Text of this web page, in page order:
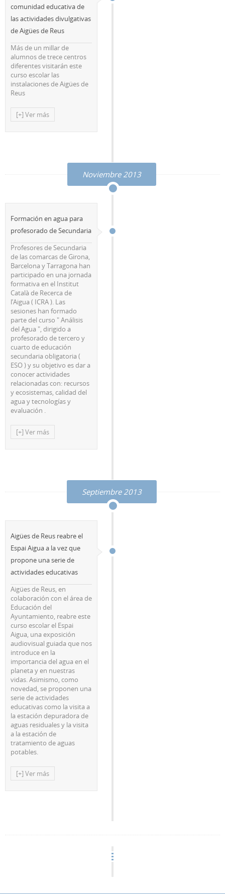
comunidad educativa de
las actividades divulgativas
de Aigües de Reus
Más de un millar de
alumnos de trece centros
diferentes visitarán este
curso escolar las
instalaciones de Aigües de
Reus
[+] Ver más
Noviembre 2013
Formación en agua para
profesorado de Secundaria
Profesores de Secundaria
de las comarcas de Girona,
Barcelona y Tarragona han
participado en una jornada
formativa en el Institut
Català de Recerca de
l’Aigua ( ICRA ). Las
sesiones han formado
parte del curso " Análisis
del Agua ", dirigido a
profesorado de tercero y
cuarto de educación
secundaria obligatoria (
ESO ) y su objetivo es dar a
conocer actividades
relacionadas con: recursos
y ecosistemas, calidad del
agua y tecnologías y
evaluación .
[+] Ver más
Septiembre 2013
Aigües de Reus reabre el
Espai Aigua a la vez que
propone una serie de
actividades educativas
Aigües de Reus, en
colaboración con el área de
Educación del
Ayuntamiento, reabre este
curso escolar el Espai
Aigua, una exposición
audiovisual guiada que nos
introduce en la
importancia del agua en el
planeta y en nuestras
vidas. Asimismo, como
novedad, se proponen una
serie de actividades
educativas como la visita a
la estación depuradora de
aguas residuales y la visita
a la estación de
tratamiento de aguas
potables.
[+] Ver más